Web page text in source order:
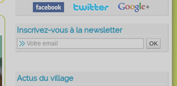
Inscrivez-vous à la newsletter
Actus du village